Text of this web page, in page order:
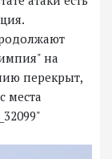
на
перекрыт,
места